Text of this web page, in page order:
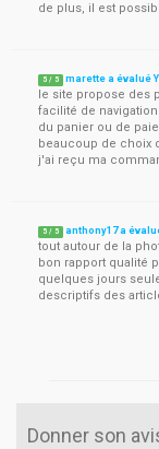
de plus, il est
5 / 5 marette a évalué
le site propose des
facilité de
du panier ou de
beaucoup de choix
j'ai reçu ma
5 / 5 anthony17 a
tout autour de la
bon rapport qualité
quelques jours
descriptifs des
Donner son